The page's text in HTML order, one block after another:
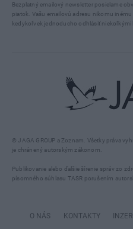
© JAGA GROUP a Zoznam. Všetky práva
je chránený autorským zákonom.
Publikovanie alebo ďalšie šírenie správ zo
písomného súhlasu TASR porušením
Bezplatný emailový newsletter posielame
piatok. Vašu emailovú adresu nikomu
kedykoľvek jednoducho odhlásiť niekoľkými
O NÁS KONTAKTY